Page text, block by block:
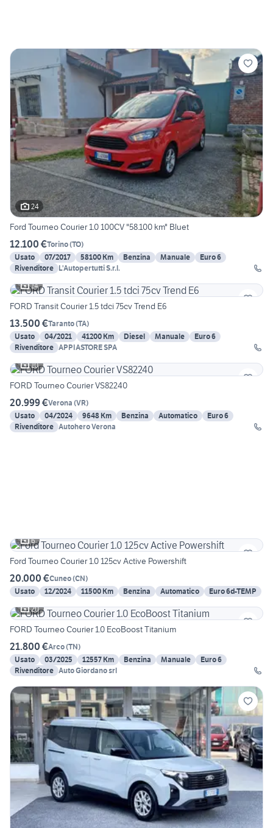
24
Ford Tourneo Courier 1.0 100CV "58.100 km" Bluet
12.100 €Torino(TO)
Usato
07/2017 58100 Km Benzina Manuale
Euro 6
Rivenditore L'Autopertutti S.r.l.
14
FORD Transit Courier 1.5 tdci 75cv Trend E6
13.500 €Taranto(TA)
Usato
04/2021 41200 Km Diesel Manuale
Euro 6
Rivenditore APPIASTORE SPA
10
FORD Tourneo Courier VS82240
20.999 €Verona (VR)
Usato
04/2024 9648 Km Benzina Automatico
Euro 6
Rivenditore Autohero Verona
6
Ford Tourneo Courier 1.0 125cv Active Powershift
20.000 €Cuneo(CN)
Usato
12/2024 11500 Km Benzina Automatico
Euro 6d-TEMP
20
FORD Tourneo Courier 1.0 EcoBoost Titanium
21.800 €Arco(TN)
Usato
03/2025 12557 Km Benzina Manuale
Euro 6
Rivenditore Auto Giordano srl